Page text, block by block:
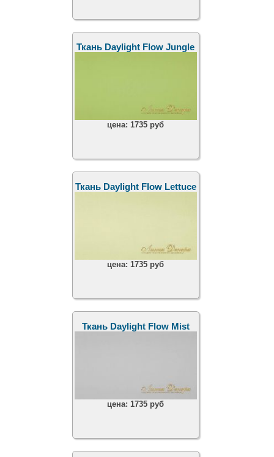
Ткань Daylight Flow Jungle
цена:1735 руб
Ткань Daylight Flow Lettuce
цена:1735 руб
Ткань Daylight Flow Mist
цена:1735 руб